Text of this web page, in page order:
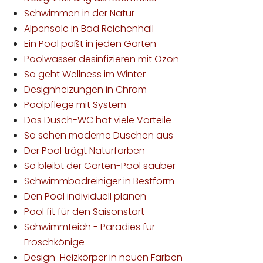
Schwimmen in der Natur
Alpensole in Bad Reichenhall
Ein Pool paßt in jeden Garten
Poolwasser desinfizieren mit Ozon
So geht Wellness im Winter
Designheizungen in Chrom
Poolpflege mit System
Das Dusch-WC hat viele Vorteile
So sehen moderne Duschen aus
Der Pool trägt Naturfarben
So bleibt der Garten-Pool sauber
Schwimmbadreiniger in Bestform
Den Pool individuell planen
Pool fit für den Saisonstart
Schwimmteich - Paradies für
Froschkönige
Design-Heizkörper in neuen Farben